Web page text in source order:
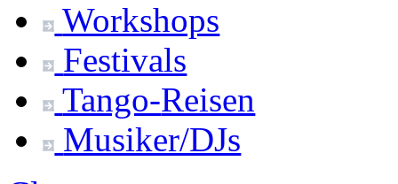
Workshops
Festivals
Tango-Reisen
Musiker/DJs